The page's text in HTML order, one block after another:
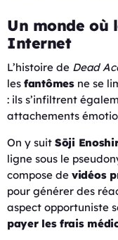
Un monde où
Internet
L’histoire de Dead
les fantômesne se
: ils s’infiltrent
attachements
On y suit Sōji
ligne sous le
compose de vidéos
pour générer des
aspect opportuniste
payer les frais